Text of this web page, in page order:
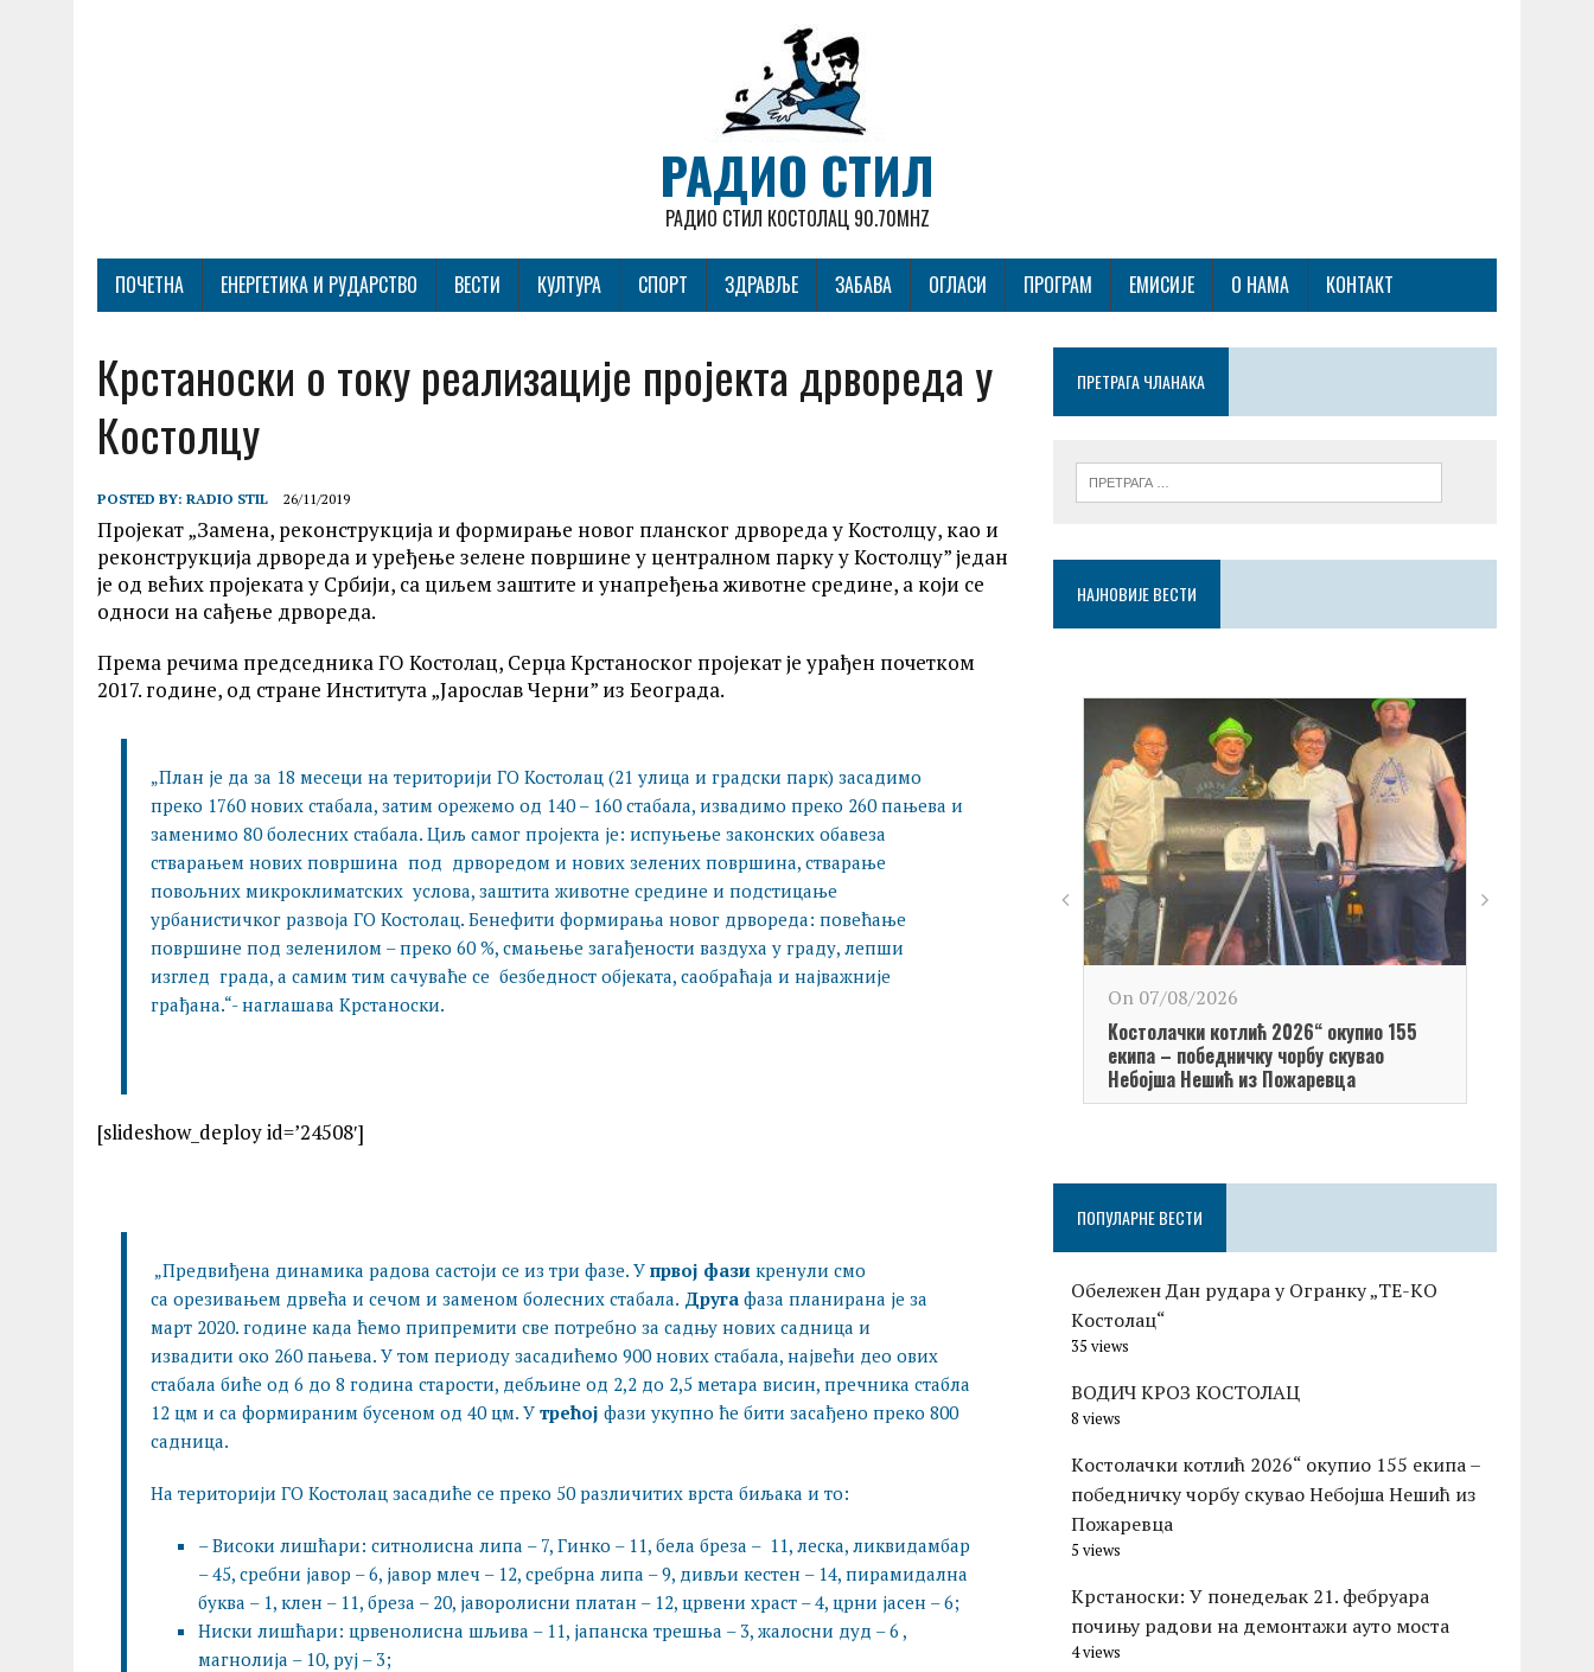
РАДИО СТИЛ
РАДИО СТИЛ КОСТОЛАЦ 90.70MHZ
ПОЧЕТНА ЕНЕРГЕТИКА И РУДАРСТВО ВЕСТИ КУЛТУРА СПОРТ ЗДРАВЉЕ ЗАБАВА ОГЛАСИ ПРОГРАМ ЕМИСИЈЕ О НАМА КОНТАКТ
Крстаноски о току реализације пројекта дрвореда у
Костолцу
POSTED BY: RADIO STIL 26/11/2019
Пројекат „Замена, реконструкција и формирање новог планског дрвореда у Костолцу, као и
реконструкција дрвореда и уређење зелене површине у централном парку у Костолцу” један
је од већих пројеката у Србији, са циљем заштите и унапређења животне средине, а који се
односи на сађење дрвореда.
Према речима председника ГО Костолац, Серџа Крстаноског пројекат је урађен почетком
2017. године, од стране Института „Јарослав Черни” из Београда.
„План је да за 18 месеци на територији ГО Костолац (21 улица и градски парк) засадимо
преко 1760 нових стабала, затим орежемо од 140 – 160 стабала, извадимо преко 260 пањева и
заменимо 80 болесних стабала. Циљ самог пројекта је: испуњење законских обавеза
стварањем нових површина под дрворедом и нових зелених површина, стварање
повољних микроклиматских услова, заштита животне средине и подстицање
урбанистичког развоја ГО Костолац. Бенефити формирања новог дрвореда: повећање
површине под зеленилом – преко 60 %, смањење загађености ваздуха у граду, лепши
изглед града, а самим тим сачуваће се безбедност објеката, саобраћаја и најважније
грађана.“- наглашава Крстаноски.
[slideshow_deploy id=’24508′]
„Предвиђена динамика радова састоји се из три фазе. У првој фази кренули смо
са орезивањем дрвећа и сечом и заменом болесних стабала. Друга фаза планирана је за
март 2020. године када ћемо припремити све потребно за садњу нових садница и
извадити око 260 пањева. У том периоду засадићемо 900 нових стабала, највећи део ових
стабала биће од 6 до 8 година старости, дебљине од 2,2 до 2,5 метара висин, пречника стабла
12 цм и са формираним бусеном од 40 цм. У трећој фази укупно ће бити засађено преко 800
садница.
На територији ГО Костолац засадиће се преко 50 различитих врста биљака и то:
– Високи лишћари: ситнолисна липа – 7, Гинко – 11, бела бреза – 11, леска, ликвидамбар
– 45, сребни јавор – 6, јавор млеч – 12, сребрна липа – 9, дивљи кестен – 14, пирамидална
буква – 1, клен – 11, бреза – 20, јаворолисни платан – 12, црвени храст – 4, црни јасен – 6;
Ниски лишћари: црвенолисна шљива – 11, јапанска трешња – 3, жалосни дуд – 6 ,
магнолија – 10, руј – 3;
ПРЕТРАГА ЧЛАНАКА
НАЈНОВИЈЕ ВЕСТИ
On 07/08/2026
Kостолачки котлић 2026“ окупио 155
екипа – победничку чорбу скувао
Небојша Нешић из Пожаревца
ПОПУЛАРНЕ ВЕСТИ
Обележен Дан рудара у Огранку „ТЕ-KО
Kостолац“
35 views
ВОДИЧ КРОЗ КОСТОЛАЦ
8 views
Kостолачки котлић 2026“ окупио 155 екипа –
победничку чорбу скувао Небојша Нешић из
Пожаревца
5 views
Kрстаноски: У понедељак 21. фебруара
почињу радови на демонтажи ауто моста
4 views